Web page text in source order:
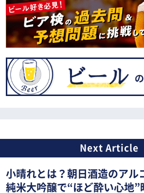
小晴れとは？朝日酒造のアル
純米大吟醸で“ほど酔い心地”